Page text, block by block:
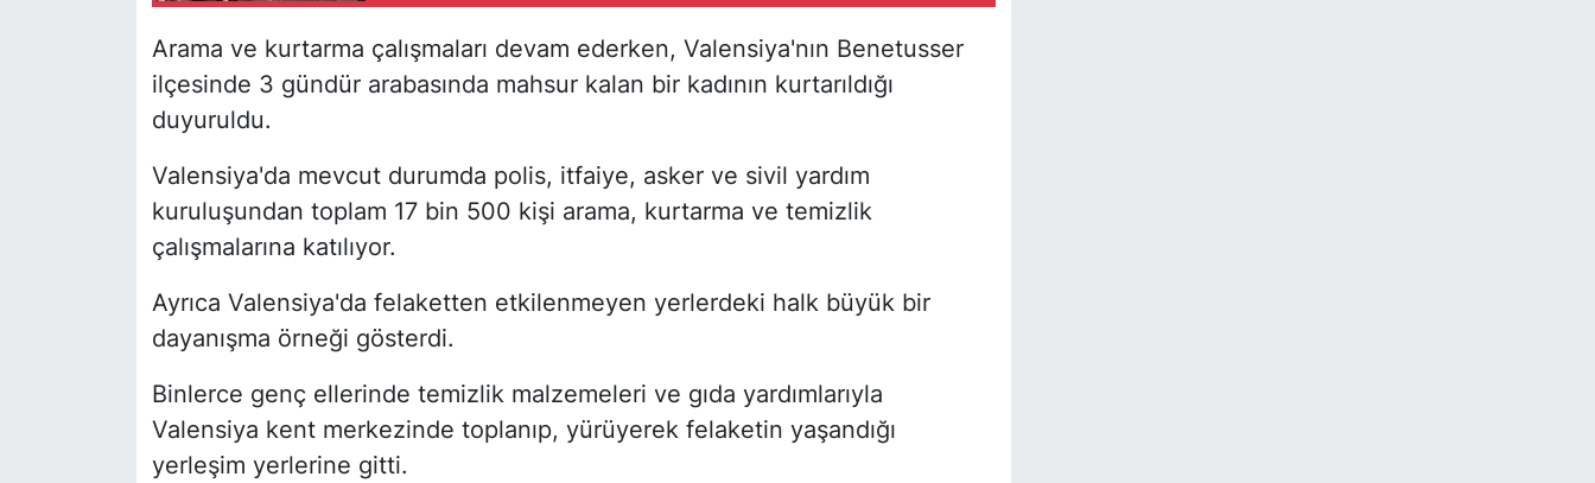
Arama ve kurtarma çalışmaları devam ederken, Valensiya'nın Benetusser
ilçesinde 3 gündür arabasında mahsur kalan bir kadının kurtarıldığı
duyuruldu.
Valensiya'da mevcut durumda polis, itfaiye, asker ve sivil yardım
kuruluşundan toplam 17 bin 500 kişi arama, kurtarma ve temizlik
çalışmalarına katılıyor.
Ayrıca Valensiya'da felaketten etkilenmeyen yerlerdeki halk büyük bir
dayanışma örneği gösterdi.
Binlerce genç ellerinde temizlik malzemeleri ve gıda yardımlarıyla
Valensiya kent merkezinde toplanıp, yürüyerek felaketin yaşandığı
yerleşim yerlerine gitti.